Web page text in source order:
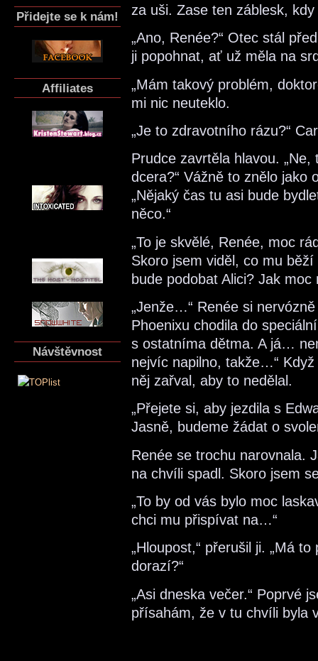
Přidejte se k nám!
Affiliates
Návštěvnost
za uši. Zase ten záblesk,
„Ano, Renée?“ Otec stál
ji popohnat, ať už měla na
„Mám takový problém,
mi nic neuteklo.
„Je to zdravotního rázu?“
Prudce zavrtěla hlavou.
dcera?“ Vážně to znělo jako
„Nějaký čas tu asi bude
něco.“
„To je skvělé, Renée, moc
Skoro jsem viděl, co mu
bude podobat Alici? Jak
„Jenže…“ Renée si
Phoenixu chodila do
s ostatníma dětma. A já…
nejvíc napilno, takže…“
něj zařval, aby to nedělal.
„Přejete si, aby jezdila s
Jasně, budeme žádat o
Renée se trochu narovnala.
na chvíli spadl. Skoro jsem
„To by od vás bylo moc
chci mu přispívat na…“
„Hloupost,“ přerušil ji. „Má
dorazí?“
„Asi dneska večer.“ Poprvé
přísahám, že v tu chvíli byla